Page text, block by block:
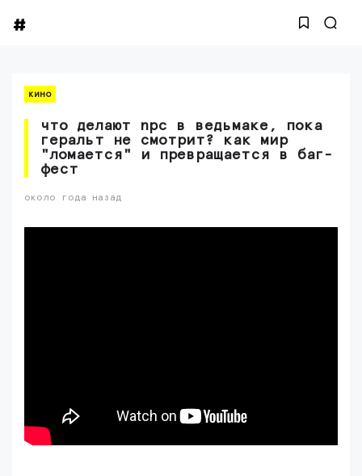
кино
что делают npc в ведьмаке, пока
геральт не смотрит? как мир
"ломается" и превращается в баг-
фест
около года назад